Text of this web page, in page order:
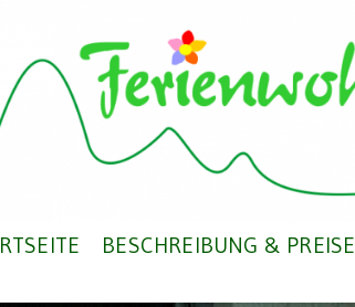
BESCHREIBUNG & PREISE